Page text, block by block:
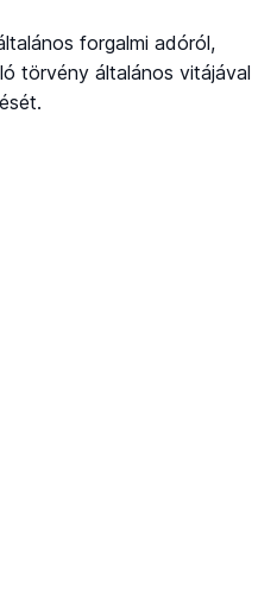
forgalmi adóról,
törvény általános vitájával